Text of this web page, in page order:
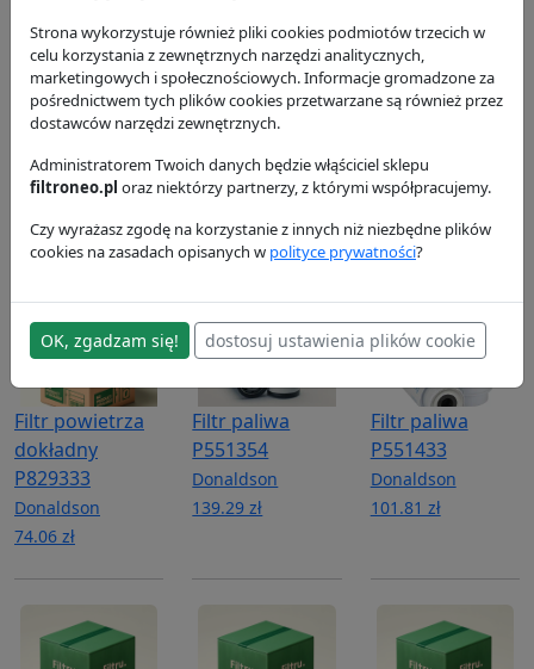
P780522
Donaldson
150.77 zł
Filtr powietrza
P780523
Donaldson
97.21 zł
P785965
Donaldson
271.81 zł
Filtr powietrza
dokładny
P829333
Donaldson
74.06 zł
Filtr paliwa
P551354
Donaldson
139.29 zł
Filtr paliwa
P551433
Donaldson
101.81 zł
Strona wykorzystuje również pliki cookies podmiotów trzecich w
celu korzystania z zewnętrznych narzędzi analitycznych,
marketingowych i społecznościowych. Informacje gromadzone za
pośrednictwem tych plików cookies przetwarzane są również przez
dostawców narzędzi zewnętrznych.
Administratorem Twoich danych będzie włąściciel sklepu
filtroneo.pl oraz niektórzy partnerzy, z którymi współpracujemy.
Czy wyrażasz zgodę na korzystanie z innych niż niezbędne plików
cookies na zasadach opisanych w polityce prywatności?
OK, zgadzam się! dostosuj ustawienia plików cookie